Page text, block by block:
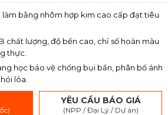
làm bằng nhôm hợp kim cao cấp đạt tiêu
chất lượng, độ bền cao, chỉ số hoàn màu
thực.
học bảo vệ chống bụi bẩn, phân bổ ánh
lóa.
YÊU CẦU BÁO GIÁ
(NPP / Đại Lý / Dự án)